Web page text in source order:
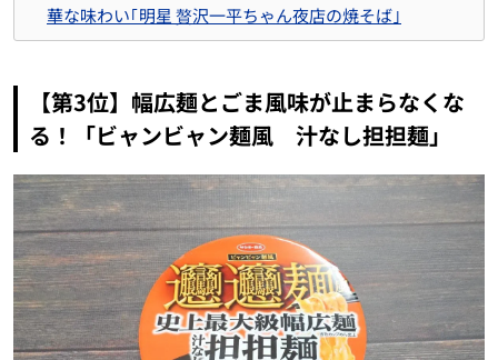
華な味わい｢明星 贅沢一平ちゃん夜店の焼そば｣
【第3位】幅広麺とごま風味が止まらなくな
る！「ビャンビャン麺風 汁なし担担麺」